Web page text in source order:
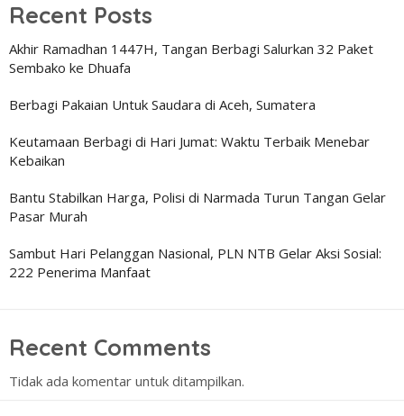
Recent Posts
Akhir Ramadhan 1447H, Tangan Berbagi Salurkan 32 Paket
Sembako ke Dhuafa
Berbagi Pakaian Untuk Saudara di Aceh, Sumatera
Keutamaan Berbagi di Hari Jumat: Waktu Terbaik Menebar
Kebaikan
Bantu Stabilkan Harga, Polisi di Narmada Turun Tangan Gelar
Pasar Murah
Sambut Hari Pelanggan Nasional, PLN NTB Gelar Aksi Sosial:
222 Penerima Manfaat
Recent Comments
Tidak ada komentar untuk ditampilkan.